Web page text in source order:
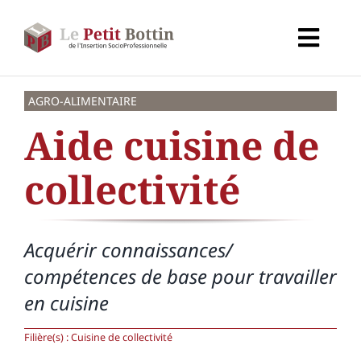
contenu
Types d’organismes
Organismes
Secteurs
Partenaires
AGRO-ALIMENTAIRE
Aide cuisine de
collectivité
Acquérir connaissances/
compétences de base pour travailler
en cuisine
Filière(s) : Cuisine de collectivité